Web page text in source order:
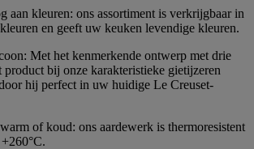
aan kleuren: ons assortiment is verkrijgbaar in
en geeft uw keuken levendige kleuren.
Met het kenmerkende ontwerp met drie
product bij onze karakteristieke gietijzeren
hij perfect in uw huidige Le Creuset-
of koud: ons aardewerk is thermoresistent